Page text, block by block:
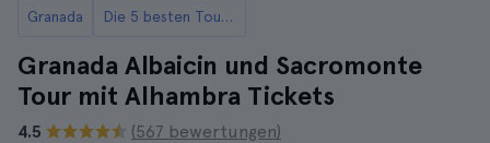
Granada Die 5 besten Touren durch El Albaicín und Sacromonte in Granada
Granada Albaicin und Sacromonte
Tour mit Alhambra Tickets
4.5
(567 bewertungen)